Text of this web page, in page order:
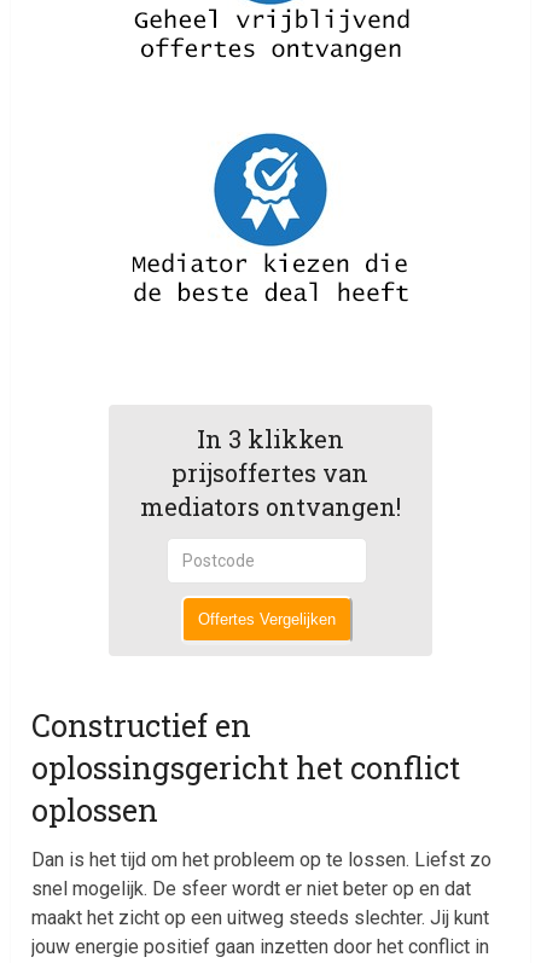
In 3 klikken
prijsoffertes van
mediators ontvangen!
Offertes Vergelijken
Constructief en
oplossingsgericht het conflict
oplossen
Dan is het tijd om het probleem op te lossen. Liefst zo
snel mogelijk. De sfeer wordt er niet beter op en dat
maakt het zicht op een uitweg steeds slechter. Jij kunt
jouw energie positief gaan inzetten door het conflict in